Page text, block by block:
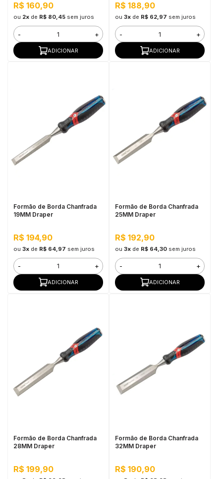
R$ 160,90
ou 2xde R$ 80,45 sem juros
- +
ADICIONAR
R$ 188,90
ou 3xde R$ 62,97 sem juros
- +
ADICIONAR
Formão de Borda Chanfrada
19MM Draper
R$ 194,90
ou 3xde R$ 64,97 sem juros
- +
ADICIONAR
Formão de Borda Chanfrada
25MM Draper
R$ 192,90
ou 3xde R$ 64,30 sem juros
- +
ADICIONAR
Formão de Borda Chanfrada
28MM Draper
R$ 199,90
Formão de Borda Chanfrada
32MM Draper
R$ 190,90